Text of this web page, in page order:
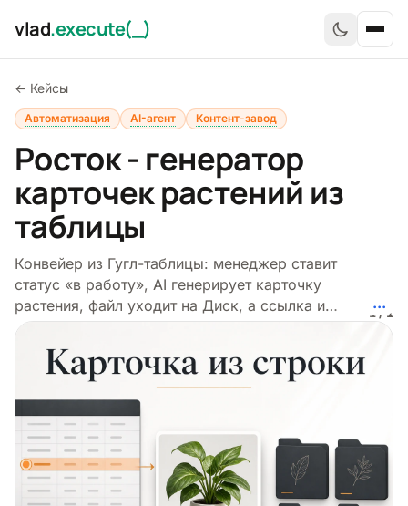
vlad.execute(_)
Главная
Кейсы
Блог
Отзывы
← Кейсы
Автоматизация AI-агент Контент-завод
Росток - генератор
карточек растений из
таблицы
Конвейер из Гугл-таблицы: менеджер ставит
статус «в работу», AI генерирует карточку
растения, файл уходит на Диск, а ссылка и
цена возвращаются в строку.
...
1 / 1